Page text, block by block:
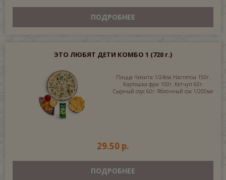
ПОДРОБНЕЕ
ЭТО ЛЮБЯТ ДЕТИ КОМБО 1 (720 г.)
Пицца Чикита 1/24см. Наггетсы 150г.
Картошка фри 100г. Кетчуп 60г.
Сырный соус 60г. Яблочный сок 1/200мл
29.50 р.
ПОДРОБНЕЕ